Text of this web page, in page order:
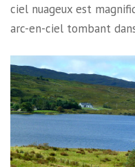
ciel nuageux est
arc-en-ciel tombant